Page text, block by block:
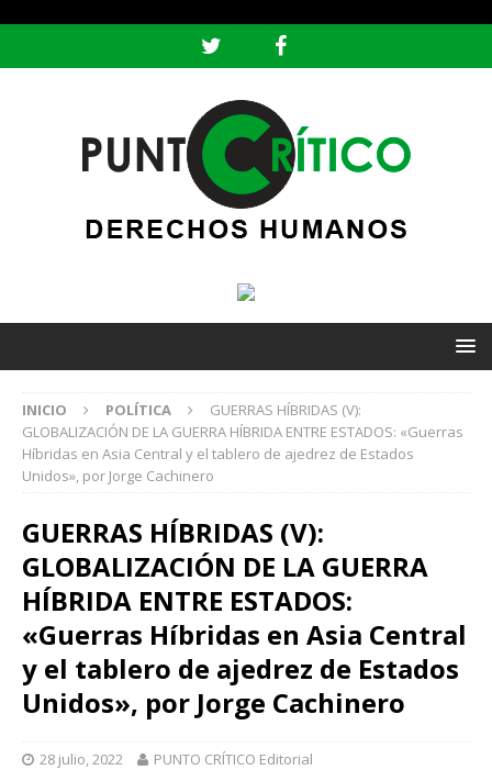
INICIO POLÍTICA
GUERRAS HÍBRIDAS (V):
GLOBALIZACIÓN DE LA GUERRA HÍBRIDA ENTRE ESTADOS: «Guerras
Híbridas en Asia Central y el tablero de ajedrez de Estados
Unidos», por Jorge Cachinero
GUERRAS HÍBRIDAS (V):
GLOBALIZACIÓN DE LA GUERRA
HÍBRIDA ENTRE ESTADOS:
«Guerras Híbridas en Asia Central
y el tablero de ajedrez de Estados
Unidos», por Jorge Cachinero
28 julio, 2022 PUNTO CRÍTICO Editorial